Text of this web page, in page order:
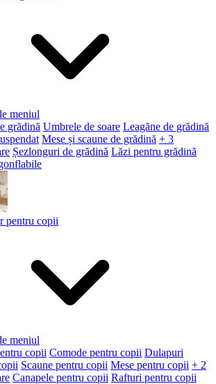
meniul
grădină Umbrele de soare Leagăne de grădină
Mese și scaune de grădină + 3
Șezlonguri de grădină Lăzi pentru grădină
pentru copii
meniul
copii Comode pentru copii Dulapuri
Scaune pentru copii Mese pentru copii + 2
Canapele pentru copii Rafturi pentru copii